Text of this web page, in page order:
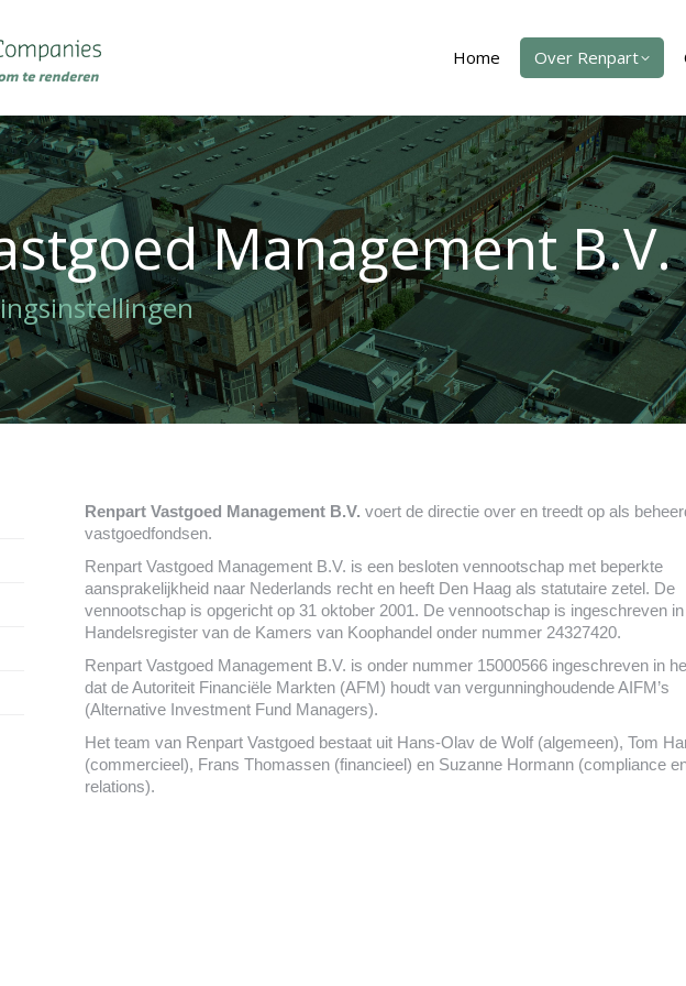
Home Over Renpart
Management B.V.
Renpart Vastgoed Management B.V. voert de directie over en treedt op als
vastgoedfondsen.
Renpart Vastgoed Management B.V. is een besloten vennootschap met beperkte
aansprakelijkheid naar Nederlands recht en heeft Den Haag als statutaire zetel. De
vennootschap is opgericht op 31 oktober 2001. De vennootschap is ingeschreven
Handelsregister van de Kamers van Koophandel onder nummer 24327420.
Renpart Vastgoed Management B.V. is onder nummer 15000566 ingeschreven in
dat de Autoriteit Financiële Markten (AFM) houdt van vergunninghoudende AIFM’s
(Alternative Investment Fund Managers).
Het team van Renpart Vastgoed bestaat uit Hans-Olav de Wolf (algemeen), Tom
(commercieel), Frans Thomassen (financieel) en Suzanne Hormann (compliance
relations).